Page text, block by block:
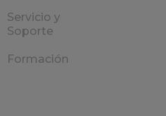
Servicio y
Soporte
Formación